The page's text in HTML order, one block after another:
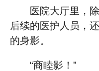
医院大厅里，
后续的医护人员，
的身影。
“商睦影！”